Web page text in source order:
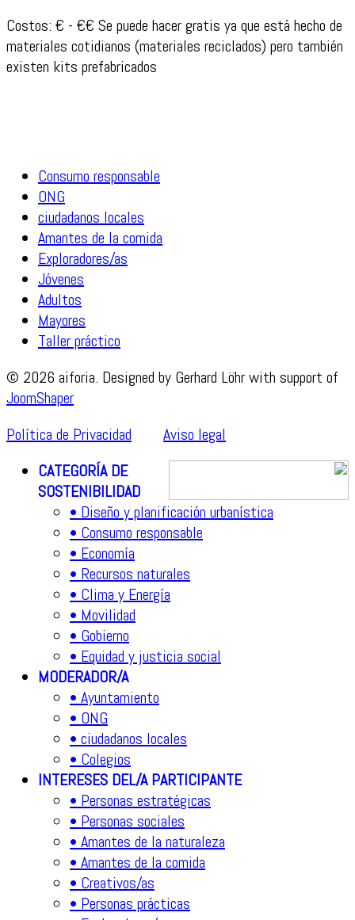
Costos: € - €€ Se puede hacer gratis ya que está hecho de
materiales cotidianos (materiales reciclados) pero también
existen kits prefabricados
Consumo responsable
ONG
ciudadanos locales
Amantes de la comida
Exploradores/as
Jóvenes
Adultos
Mayores
Taller práctico
© 2026 aiforia. Designed by Gerhard Löhr with support of
JoomShaper
Política de Privacidad
Aviso legal
CATEGORÍA DE
SOSTENIBILIDAD
• Diseño y planificación urbanística
• Consumo responsable
• Economía
• Recursos naturales
• Clima y Energía
• Movilidad
• Gobierno
• Equidad y justicia social
MODERADOR/A
• Ayuntamiento
• ONG
• ciudadanos locales
• Colegios
INTERESES DEL/A PARTICIPANTE
• Personas estratégicas
• Personas sociales
• Amantes de la naturaleza
• Amantes de la comida
• Creativos/as
• Personas prácticas